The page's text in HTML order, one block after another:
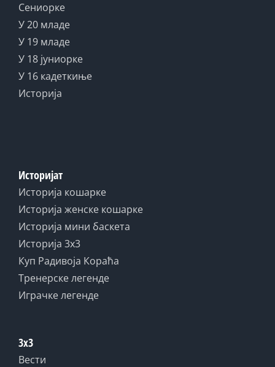
Сениорке
У 20 младе
У 19 младе
У 18 јуниорке
У 16 кадеткиње
Историја
Историјат
Историја кошарке
Историја женске кошарке
Историја мини баскета
Историја 3x3
Куп Радивоја Кораћа
Тренерске легенде
Играчке легенде
3x3
Вести